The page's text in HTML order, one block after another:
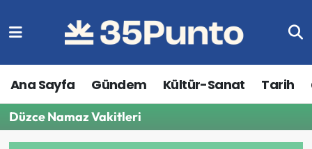
Ana Sayfa Gündem Kültür-Sanat Tarih
Düzce Namaz Vakitleri